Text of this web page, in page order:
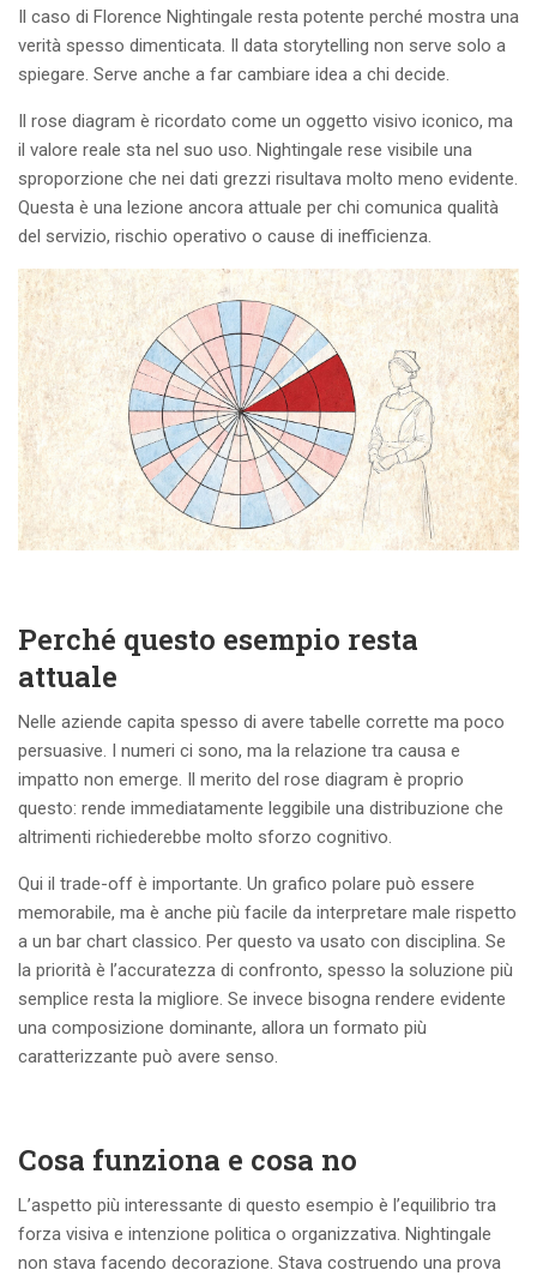
Il caso di Florence Nightingale resta potente perché mostra una
verità spesso dimenticata. Il data storytelling non serve solo a
spiegare. Serve anche a far cambiare idea a chi decide.
Il rose diagram è ricordato come un oggetto visivo iconico, ma
il valore reale sta nel suo uso. Nightingale rese visibile una
sproporzione che nei dati grezzi risultava molto meno evidente.
Questa è una lezione ancora attuale per chi comunica qualità
del servizio, rischio operativo o cause di inefficienza.
Perché questo esempio resta
attuale
Nelle aziende capita spesso di avere tabelle corrette ma poco
persuasive. I numeri ci sono, ma la relazione tra causa e
impatto non emerge. Il merito del rose diagram è proprio
questo: rende immediatamente leggibile una distribuzione che
altrimenti richiederebbe molto sforzo cognitivo.
Qui il trade-off è importante. Un grafico polare può essere
memorabile, ma è anche più facile da interpretare male rispetto
a un bar chart classico. Per questo va usato con disciplina. Se
la priorità è l’accuratezza di confronto, spesso la soluzione più
semplice resta la migliore. Se invece bisogna rendere evidente
una composizione dominante, allora un formato più
caratterizzante può avere senso.
Cosa funziona e cosa no
L’aspetto più interessante di questo esempio è l’equilibrio tra
forza visiva e intenzione politica o organizzativa. Nightingale
non stava facendo decorazione. Stava costruendo una prova